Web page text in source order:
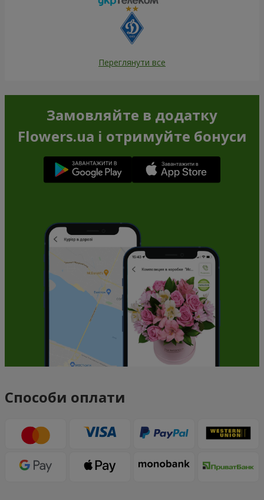
Переглянути все
Замовляйте в додатку
Flowers.ua і отримуйте бонуси
Способи оплати